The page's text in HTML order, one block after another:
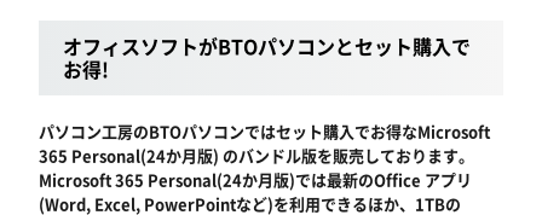
オフィスソフトがBTOパソコンとセット購入で
お得!
パソコン工房のBTOパソコンではセット購入でお得なMicrosoft
365 Personal(24か月版) のバンドル版を販売しております。
Microsoft 365 Personal(24か月版)では最新のOffice アプリ
(Word, Excel, PowerPointなど)を利用できるほか、1TBの